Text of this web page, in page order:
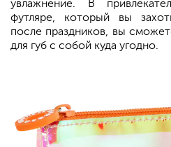
увлажнение. В
футляре, который вы
после праздников, вы
для губ с собой куда угодно.